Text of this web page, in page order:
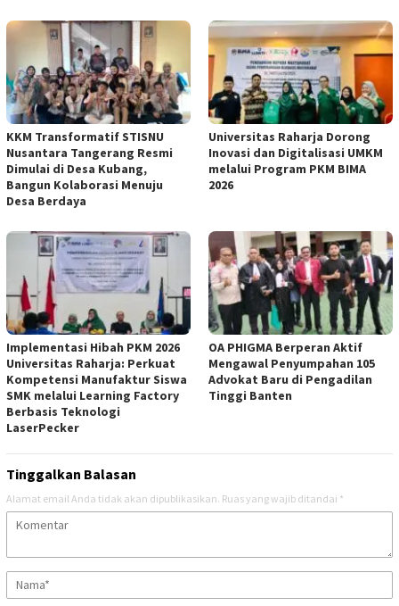
KKM Transformatif STISNU
Nusantara Tangerang Resmi
Dimulai di Desa Kubang,
Bangun Kolaborasi Menuju
Desa Berdaya
Universitas Raharja Dorong
Inovasi dan Digitalisasi UMKM
melalui Program PKM BIMA
2026
Implementasi Hibah PKM 2026
Universitas Raharja: Perkuat
Kompetensi Manufaktur Siswa
SMK melalui Learning Factory
Berbasis Teknologi
LaserPecker
OA PHIGMA Berperan Aktif
Mengawal Penyumpahan 105
Advokat Baru di Pengadilan
Tinggi Banten
Tinggalkan Balasan
Alamat email Anda tidak akan dipublikasikan. Ruas yang wajib ditandai *